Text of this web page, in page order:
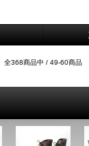
全368商品中 / 49-60商品